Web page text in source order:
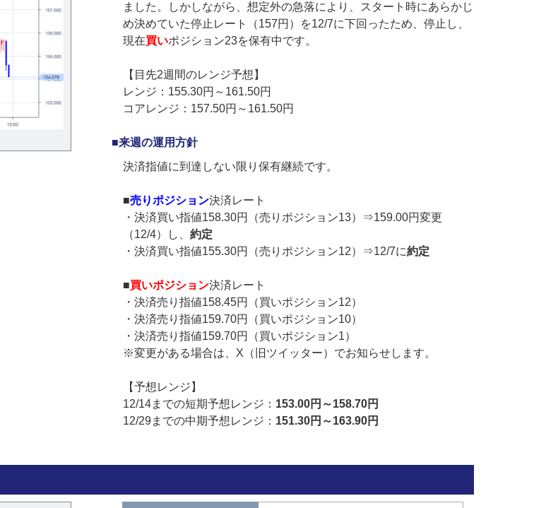
ました。しかしながら、想定外の急落により、スタート時にあらかじ
め決めていた停止レート（157円）を12/7に下回ったため、停止し、
現在買いポジション23を保有中です。
【目先2週間のレンジ予想】
レンジ：155.30円～161.50円
コアレンジ：157.50円～161.50円
■来週の運用方針
決済指値に到達しない限り保有継続です。
■売りポジション決済レート
・決済買い指値158.30円（売りポジション13）⇒159.00円変更
（12/4）し、 約定
・決済買い指値155.30円（売りポジション12）⇒12/7に約定
■買いポジション決済レート
・決済売り指値158.45円（買いポジション12）
・決済売り指値159.70円（買いポジション10）
・決済売り指値159.70円（買いポジション1）
※変更がある場合は、X（旧ツイッター）でお知らせします。
【予想レンジ】
12/14までの短期予想レンジ： 153.00円～158.70円
12/29までの中期予想レンジ： 151.30円～163.90円